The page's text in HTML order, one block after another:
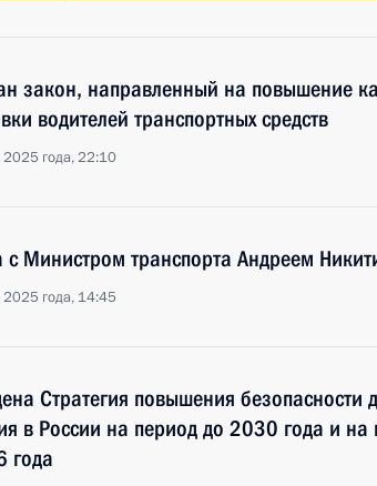
закон, направленный на повышение
водителей транспортных средств
года, 22:10
с Министром транспорта Андреем
года, 14:45
Стратегия повышения безопасности
в России на период до 2030 года и на
года